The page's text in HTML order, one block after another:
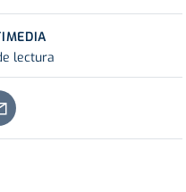
lectura